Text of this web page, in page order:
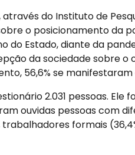
do Instituto de
o posicionamento da
do Estado, diante da
da sociedade sobre o
56,6% se
2.031 pessoas.
ouvidas pessoas com
formais